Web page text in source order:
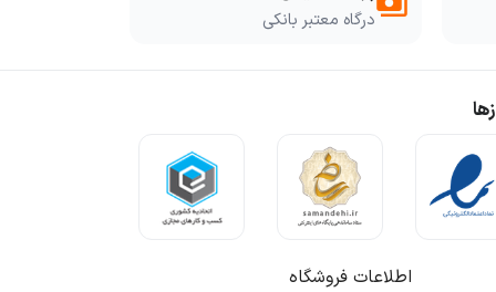
درگاه معتبر بانکی
اطلاعات فروشگاه